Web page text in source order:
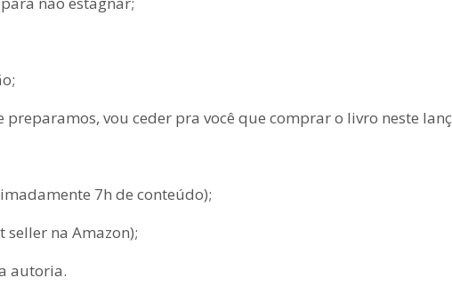
vou ceder pra você que comprar o livro neste
7h de conteúdo);
seller na Amazon);
autoria.